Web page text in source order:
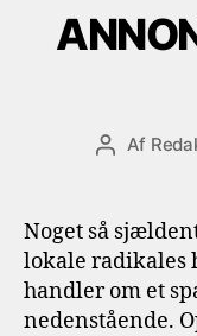
Af
Noget så
lokale radikales
handler om et
nedenstående.